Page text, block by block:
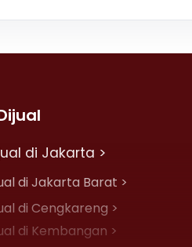
di Jakarta >
di Jakarta Barat >
di Cengkareng >
di Kembangan >